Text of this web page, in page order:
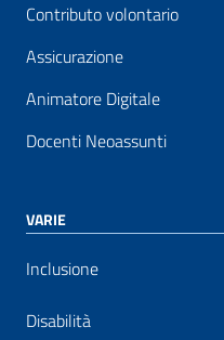
Contributo volontario
Assicurazione
Animatore Digitale
Docenti Neoassunti
VARIE
Inclusione
Disabilità